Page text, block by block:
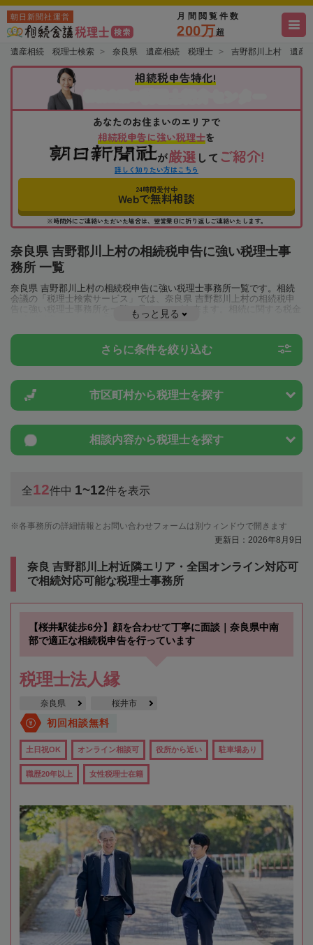
朝日新聞社運営 月間閲覧件数
200万超
遺産相続 税理士検索 奈良県 遺産相続 税理士 吉野郡川上村 遺産
相続税申告特化!
あなたのお住まいのエリアで
相続税申告に強い税理士を
が厳選 して ご紹介!
詳しく知りたい方はこちら
24時間受付中
Webで無料相談
※時間外にご連絡いただいた場合は、翌営業日に折り返しご連絡いたします。
奈良県 吉野郡川上村の相続税申告に強い税理士事
務所 一覧
奈良県 吉野郡川上村の相続税申告に強い税理士事務所一覧です。相続
会議の「税理士検索サービス」では、奈良県 吉野郡川上村の相続税申
告に強い税理士事務所を一覧で見ることが出来ます。相続に関する税金
や特例制度のことは一度近隣の税理士に相談してみましょう。
もっと見る
さらに条件を絞り込む
市区町村から税理士を探す
相談内容から税理士を探す
全12件中 1~12件を表示
各事務所の詳細情報とお問い合わせフォームは別ウィンドウで開きます
更新日：2026年8月9日
奈良 吉野郡川上村近隣エリア・全国オンライン対応可
で相続対応可能な税理士事務所
【桜井駅徒歩6分】顔を合わせて丁寧に面談｜奈良県中南
部で適正な相続税申告を行っています
税理士法人縁
奈良県 桜井市
初回相談無料
土日祝OK オンライン相談可 役所から近い 駐車場あり
職歴20年以上 女性税理士在籍